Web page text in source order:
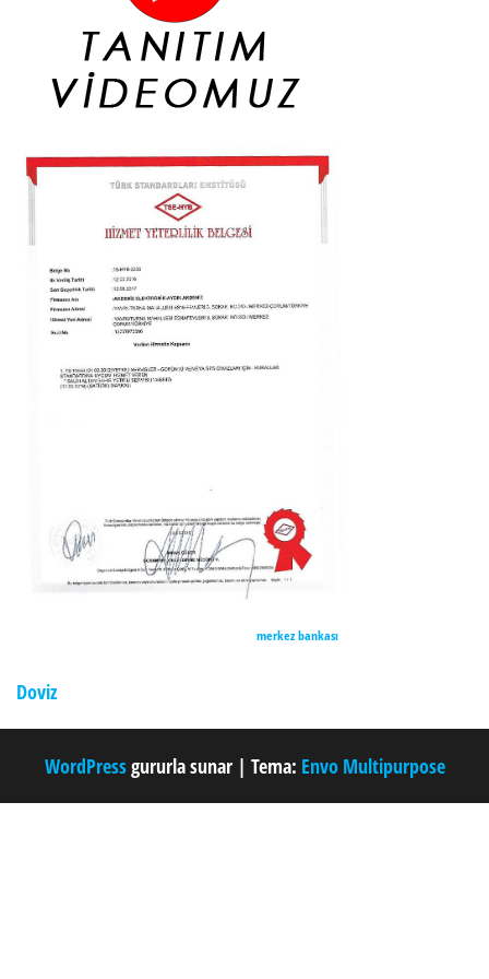
merkez bankası
Doviz
WordPressgururla sunar | Tema: Envo Multipurpose